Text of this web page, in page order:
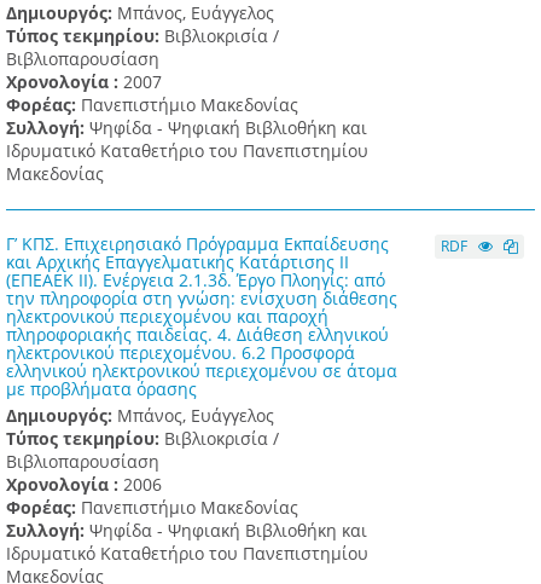
Δημιουργός: Μπάνος, Ευάγγελος
Τύπος τεκμηρίου: Βιβλιοκρισία /
Βιβλιοπαρουσίαση
Χρονολογία : 2007
Φορέας: Πανεπιστήμιο Μακεδονίας
Συλλογή: Ψηφίδα - Ψηφιακή Βιβλιοθήκη και
Ιδρυματικό Καταθετήριο του Πανεπιστημίου
Μακεδονίας
Γ’ ΚΠΣ. Επιχειρησιακό Πρόγραμμα Εκπαίδευσης
και Αρχικής Επαγγελματικής Κατάρτισης ΙΙ
(ΕΠΕΑΕΚ ΙΙ). Ενέργεια 2.1.3δ. Έργο Πλοηγίς: από
την πληροφορία στη γνώση: ενίσχυση διάθεσης
ηλεκτρονικού περιεχομένου και παροχή
πληροφοριακής παιδείας. 4. Διάθεση ελληνικού
ηλεκτρονικού περιεχομένου. 6.2 Προσφορά
ελληνικού ηλεκτρονικού περιεχομένου σε άτομα
με προβλήματα όρασης
Δημιουργός: Μπάνος, Ευάγγελος
Τύπος τεκμηρίου: Βιβλιοκρισία /
Βιβλιοπαρουσίαση
Χρονολογία : 2006
Φορέας: Πανεπιστήμιο Μακεδονίας
Συλλογή: Ψηφίδα - Ψηφιακή Βιβλιοθήκη και
Ιδρυματικό Καταθετήριο του Πανεπιστημίου
Μακεδονίας
RDF